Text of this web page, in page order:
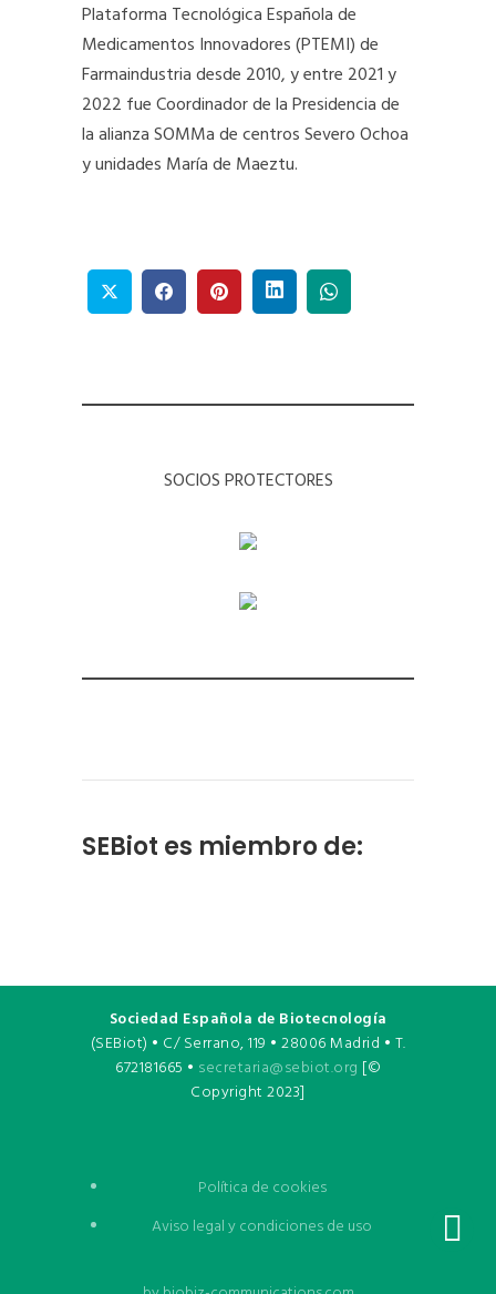
Plataforma Tecnológica Española de
Medicamentos Innovadores (PTEMI) de
Farmaindustria desde 2010, y entre 2021 y
2022 fue Coordinador de la Presidencia de
la alianza SOMMa de centros Severo Ochoa
y unidades María de Maeztu.
SOCIOS PROTECTORES
SEBiot es miembro de:
Sociedad Española de Biotecnología
(SEBiot) • C/ Serrano, 119 • 28006 Madrid • T.
672181665 • secretaria@sebiot.org [©
Copyright 2023]
Política de cookies
Aviso legal y condiciones de uso